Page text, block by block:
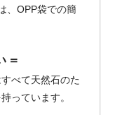
、OPP袋での簡
＝
べて天然石のた
っています。